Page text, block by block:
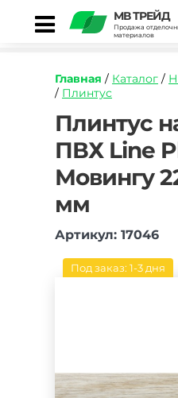
МВ ТРЕЙД
Продажа
материалов
Главная / Каталог /
/ Плинтус
https://mvtrade.ru/
napolnyy-
pvh-
line-
plast-
movingu-
mm.jpg
Плинтус
ПВХ Line
Мовингу
мм
Артикул: 17046
Под заказ: 1-3 дня